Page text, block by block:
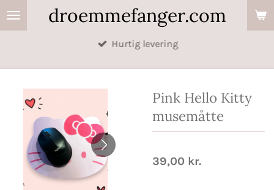
Spring
til
droemmefanger.com
Hurtig levering
Pink Hello Kitty
musemåtte
39,00 kr.